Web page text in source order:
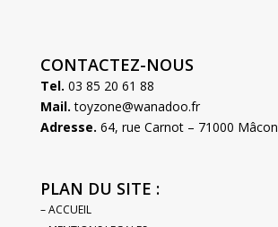
CONTACTEZ-NOUS
Tel. 03 85 20 61 88
Mail. toyzone@wanadoo.fr
Adresse. 64, rue Carnot – 71000 Mâcon
PLAN DU SITE :
– ACCUEIL